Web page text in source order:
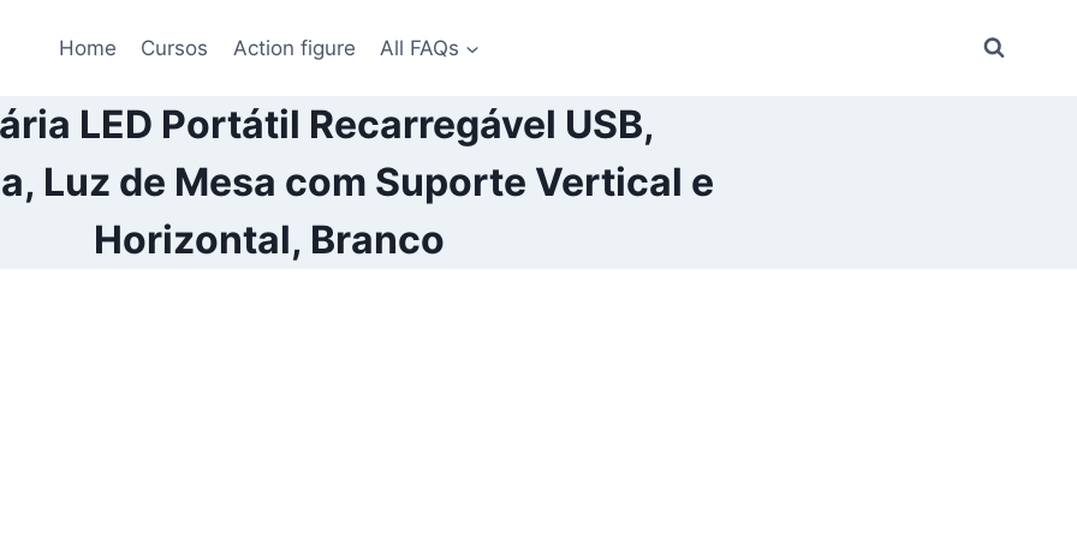
Home Cursos Action figure All FAQs
LED Portátil Recarregável USB,
Luz de Mesa com Suporte Vertical e
Horizontal, Branco